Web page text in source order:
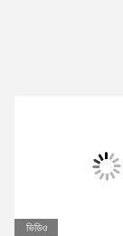
ভিডিও